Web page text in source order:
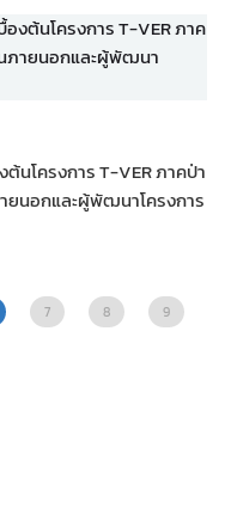
นโครงการ T-VER ภาคป่า
ยนอกและผู้พัฒนาโครงการ
7 8 9